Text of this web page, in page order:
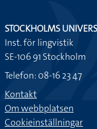
STOCKHOLMS
Inst. för lingvistik
SE-106 91 Stockholm
Telefon: 08-16 23 47
Kontakt
Om webbplatsen
Cookieinställningar